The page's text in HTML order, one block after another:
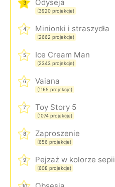
3 Odyseja
(3920 projekcje)
4 Minionki i straszydła
(2662 projekcje)
5 Ice Cream Man
(2343 projekcje)
6 Vaiana
(1165 projekcje)
7 Toy Story 5
(1074 projekcje)
8 Zaproszenie
(656 projekcje)
9 Pejzaż w kolorze sepii
(608 projekcje)
10